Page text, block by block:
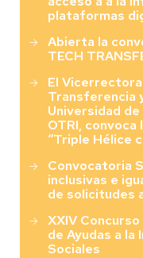
plataformas
Abierta la
TECH
El
Transferencia
Universidad
OTRI, convoca
“Triple Hélice
Convocatoria
inclusivas e
de solicitudes
XXIV
de Ayudas a la
Sociales